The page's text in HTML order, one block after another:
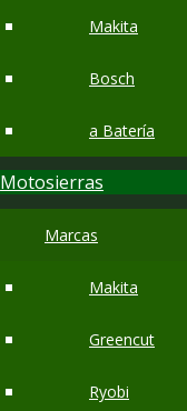
Makita
Bosch
a Batería
Motosierras
Marcas
Makita
Greencut
Ryobi